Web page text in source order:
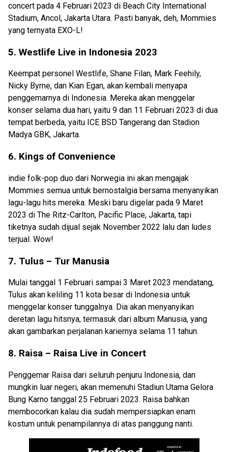
concert pada 4 Februari 2023 di Beach City International
Stadium, Ancol, Jakarta Utara. Pasti banyak, deh, Mommies
yang ternyata EXO-L!
5. Westlife Live in Indonesia 2023
Keempat personel Westlife, Shane Filan, Mark Feehily,
Nicky Byrne, dan Kian Egan, akan kembali menyapa
penggemarnya di Indonesia. Mereka akan menggelar
konser selama dua hari, yaitu 9 dan 11 Februari 2023 di dua
tempat berbeda, yaitu ICE BSD Tangerang dan Stadion
Madya GBK, Jakarta.
6. Kings of Convenience
indie folk-pop duo dari Norwegia ini akan mengajak
Mommies semua untuk bernostalgia bersama menyanyikan
lagu-lagu hits mereka. Meski baru digelar pada 9 Maret
2023 di The Ritz-Carlton, Pacific Place, Jakarta, tapi
tiketnya sudah dijual sejak November 2022 lalu dan ludes
terjual. Wow!
7. Tulus – Tur Manusia
Mulai tanggal 1 Februari sampai 3 Maret 2023 mendatang,
Tulus akan keliling 11 kota besar di Indonesia untuk
menggelar konser tunggalnya. Dia akan menyanyikan
deretan lagu hitsnya, termasuk dari album Manusia, yang
akan gambarkan perjalanan kariernya selama 11 tahun.
8. Raisa – Raisa Live in Concert
Penggemar Raisa dari seluruh penjuru Indonesia, dan
mungkin luar negeri, akan memenuhi Stadiun Utama Gelora
Bung Karno tanggal 25 Februari 2023. Raisa bahkan
membocorkan kalau dia sudah mempersiapkan enam
kostum untuk penampilannya di atas panggung nanti.